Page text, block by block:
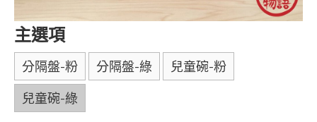
主選項
分隔盤-粉 分隔盤-綠 兒童碗-粉
兒童碗-綠